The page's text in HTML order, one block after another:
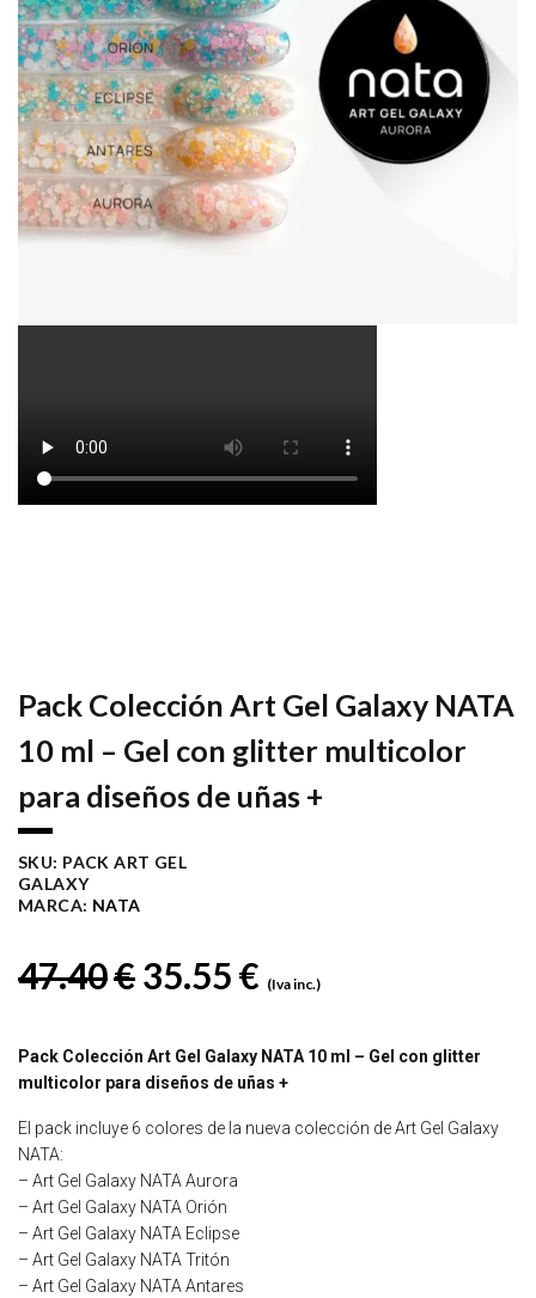
Pack Colección Art Gel Galaxy NATA
10 ml – Gel con glitter multicolor
para diseños de uñas +
SKU: PACK ART GEL
GALAXY
MARCA: NATA
47.40€El precio original era:
35.55€ El precio actual
(Iva inc.)
Pack Colección Art Gel Galaxy NATA 10 ml – Gel con glitter
multicolor para diseños de uñas +
El pack incluye 6 colores de la nueva colección de Art Gel Galaxy
NATA:
– Art Gel Galaxy NATA Aurora
– Art Gel Galaxy NATA Orión
– Art Gel Galaxy NATA Eclipse
– Art Gel Galaxy NATA Tritón
– Art Gel Galaxy NATA Antares